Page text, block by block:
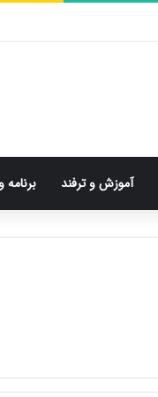
آموزش و ترفند برنامه